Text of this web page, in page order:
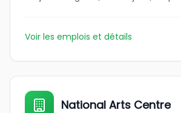
Voir les emplois et détails
National Arts Centre